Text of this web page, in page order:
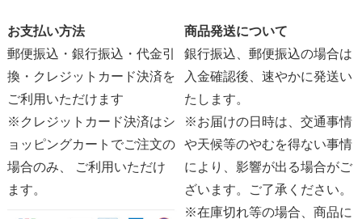
お支払い方法
郵便振込・銀行振込・代金引
換・クレジットカード決済を
ご利用いただけます
※クレジットカード決済はシ
ョッピングカートでご注文の
場合のみ、 ご利用いただけ
ます。
商品発送について
銀行振込、郵便振込の場合は
入金確認後、速やかに発送い
たします。
※お届けの日時は、交通事情
や天候等のやむを得ない事情
により、影響が出る場合がご
ざいます。ご了承ください。
※在庫切れ等の場合、商品に